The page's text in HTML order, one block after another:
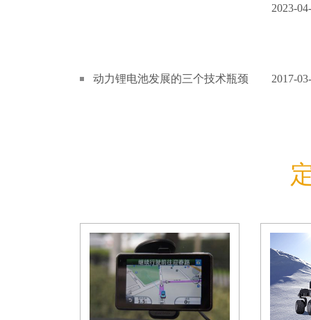
2023-
动力锂电池发展的三个技术瓶颈 2017-